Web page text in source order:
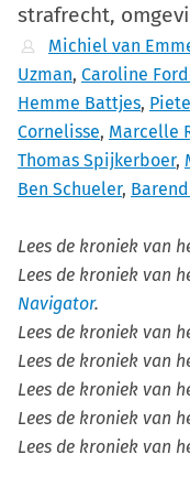
strafrecht,
Michiel van
Uzman, Caroline
Hemme Battjes,
Cornelisse, Marcelle
Thomas Spijkerboer,
Ben Schueler,
Lees de kroniek van
Lees de kroniek van
Navigator.
Lees de kroniek van
Lees de kroniek van
Lees de kroniek van
Lees de kroniek van
Lees de kroniek van